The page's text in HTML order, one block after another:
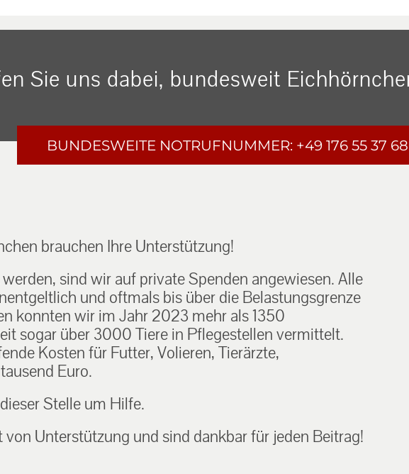
Sie uns dabei, bundesweit
BUNDESWEITE NOTRUFNUMMER: +49 176 55 37
brauchen Ihre Unterstützung!
sind wir auf private Spenden angewiesen. Alle
und oftmals bis über die Belastungsgrenze
konnten wir im Jahr 2023 mehr als 1350
sogar über 3000 Tiere in Pflegestellen vermittelt.
Kosten für Futter, Volieren, Tierärzte,
Euro.
Stelle um Hilfe.
Unterstützung und sind dankbar für jeden Beitrag!